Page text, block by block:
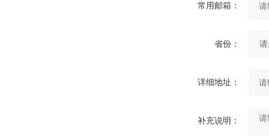
常用邮箱：
省份：
详细地址：
补充说明：